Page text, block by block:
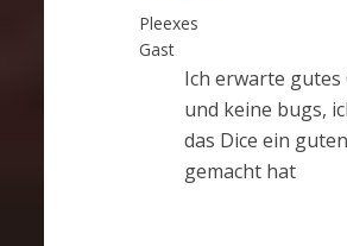
Pleexes
Gast
Ich erwarte gutes
und keine bugs,
das Dice ein
gemacht hat